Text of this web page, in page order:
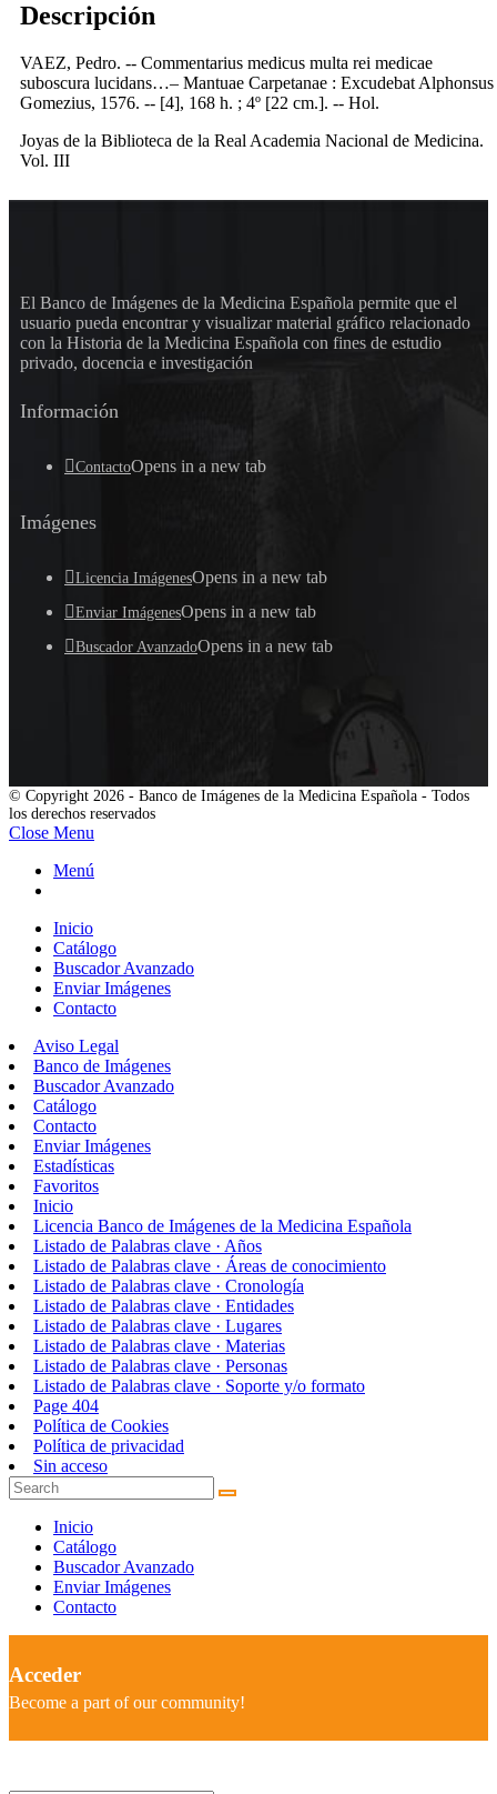
Descripción
VAEZ, Pedro. -- Commentarius medicus multa rei medicae
suboscura lucidans…– Mantuae Carpetanae : Excudebat Alphonsus
Gomezius, 1576. -- [4], 168 h. ; 4º [22 cm.]. -- Hol.
Joyas de la Biblioteca de la Real Academia Nacional de Medicina.
Vol. III
El Banco de Imágenes de la Medicina Española permite que el
usuario pueda encontrar y visualizar material gráfico relacionado
con la Historia de la Medicina Española con fines de estudio
privado, docencia e investigación
Información
ContactoOpens in a new tab
Imágenes
Licencia ImágenesOpens in a new tab
Enviar ImágenesOpens in a new tab
Buscador AvanzadoOpens in a new tab
© Copyright 2026 - Banco de Imágenes de la Medicina Española - Todos
los derechos reservados
Close Menu
Menú
Inicio
Catálogo
Buscador Avanzado
Enviar Imágenes
Contacto
Aviso Legal
Banco de Imágenes
Buscador Avanzado
Catálogo
Contacto
Enviar Imágenes
Estadísticas
Favoritos
Inicio
Licencia Banco de Imágenes de la Medicina Española
Listado de Palabras clave · Años
Listado de Palabras clave · Áreas de conocimiento
Listado de Palabras clave · Cronología
Listado de Palabras clave · Entidades
Listado de Palabras clave · Lugares
Listado de Palabras clave · Materias
Listado de Palabras clave · Personas
Listado de Palabras clave · Soporte y/o formato
Page 404
Política de Cookies
Política de privacidad
Sin acceso
Inicio
Catálogo
Buscador Avanzado
Enviar Imágenes
Contacto
Acceder
Become a part of our community!